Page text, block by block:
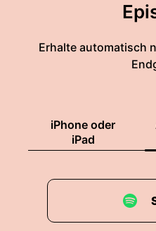
Erhalte automatisch
iPhone oder
iPad